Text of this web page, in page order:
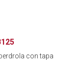
con tapa